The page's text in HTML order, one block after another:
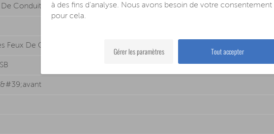
Conduite
Feux De Croisement Restent Allumés Pendant Un Certain Temps Après
à des fins d'analyse. Nous avons besoin de votre consentement
pour cela.
Tout accepter
Gérer les paramètres